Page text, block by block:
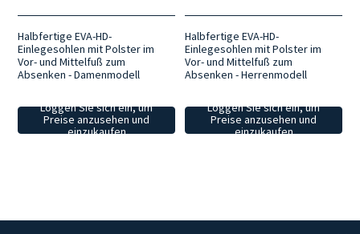
Halbfertige EVA-HD-
Einlegesohlen mit Polster im
Vor- und Mittelfuß zum
Absenken - Damenmodell
Loggen Sie sich ein, um
Preise anzusehen und
einzukaufen
Halbfertige EVA-HD-
Einlegesohlen mit Polster im
Vor- und Mittelfuß zum
Absenken - Herrenmodell
Loggen Sie sich ein, um
Preise anzusehen und
einzukaufen